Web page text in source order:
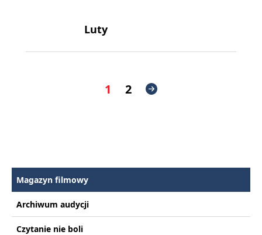
Luty
1 2
Magazyn filmowy
Archiwum audycji
Czytanie nie boli